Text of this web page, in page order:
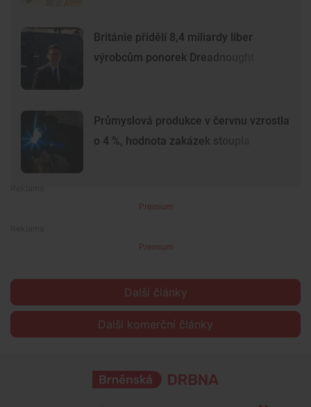
Británie přidělí 8,4 miliardy liber
výrobcům ponorek Dreadnought
Průmyslová produkce v červnu vzrostla
o 4 %, hodnota zakázek stoupla
Premium
Premium
Další články
Další komerční články